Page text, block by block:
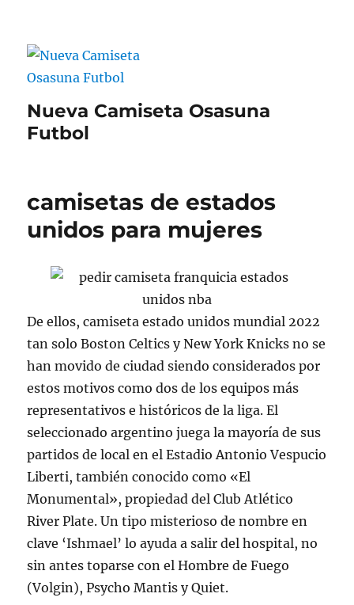
Nueva Camiseta Osasuna
Futbol
camisetas de estados
unidos para mujeres
De ellos, camiseta estado unidos mundial 2022
tan solo Boston Celtics y New York Knicks no se
han movido de ciudad siendo considerados por
estos motivos como dos de los equipos más
representativos e históricos de la liga. El
seleccionado argentino juega la mayoría de sus
partidos de local en el Estadio Antonio Vespucio
Liberti, también conocido como «El
Monumental», propiedad del Club Atlético
River Plate. Un tipo misterioso de nombre en
clave ‘Ishmael’ lo ayuda a salir del hospital, no
sin antes toparse con el Hombre de Fuego
(Volgin), Psycho Mantis y Quiet.